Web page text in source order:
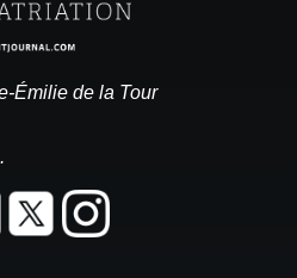
Émilie de la Tour